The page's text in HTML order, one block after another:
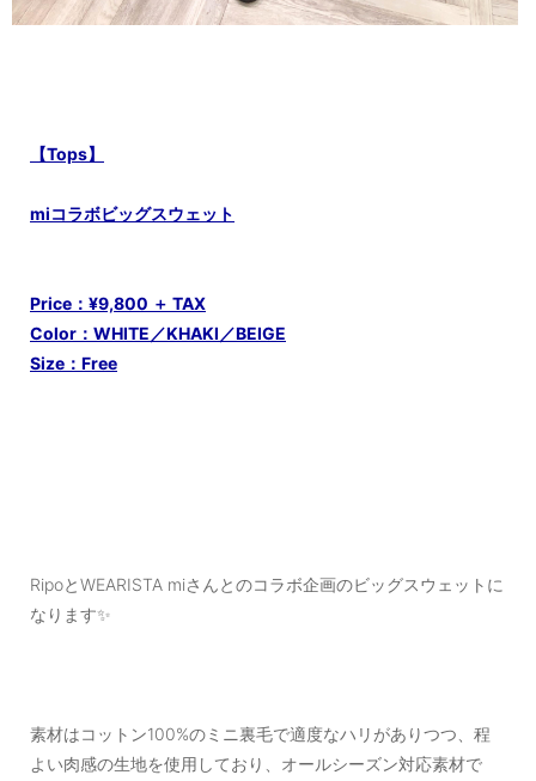
【Tops】
miコラボビッグスウェット
Price：¥9,800 ＋ TAX
Color：WHITE／KHAKI／BEIGE
Size：Free
RipoとWEARISTA miさんとのコラボ企画のビッグスウェットに
なります✨
素材はコットン100%のミニ裏毛で適度なハリがありつつ、程
よい肉感の生地を使用しており、オールシーズン対応素材で